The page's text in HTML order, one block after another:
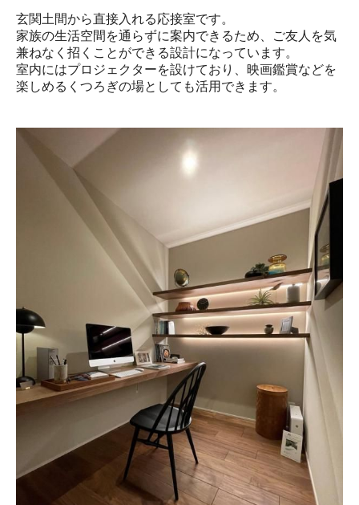
玄関土間から直接入れる応接室です。
家族の生活空間を通らずに案内できるため、ご友人を気
兼ねなく招くことができる設計になっています。
室内にはプロジェクターを設けており、映画鑑賞などを
楽しめるくつろぎの場としても活用できます。